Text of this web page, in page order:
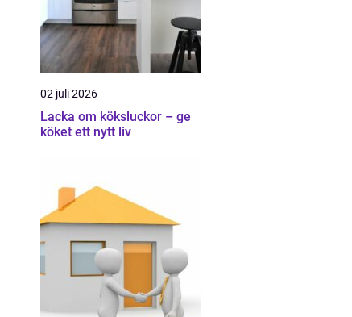
02 juli 2026
Lacka om köksluckor – ge
köket ett nytt liv